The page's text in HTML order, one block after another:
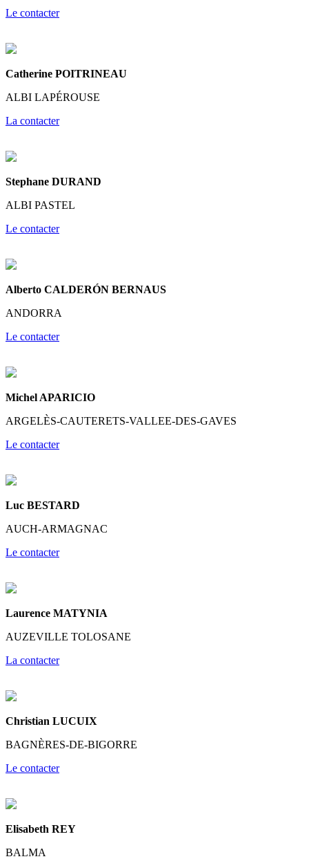
Le contacter
Catherine POITRINEAU
ALBI LAPÉROUSE
La contacter
Stephane DURAND
ALBI PASTEL
Le contacter
Alberto CALDERÓN BERNAUS
ANDORRA
Le contacter
Michel APARICIO
ARGELÈS-CAUTERETS-VALLEE-DES-GAVES
Le contacter
Luc BESTARD
AUCH-ARMAGNAC
Le contacter
Laurence MATYNIA
AUZEVILLE TOLOSANE
La contacter
Christian LUCUIX
BAGNÈRES-DE-BIGORRE
Le contacter
Elisabeth REY
BALMA